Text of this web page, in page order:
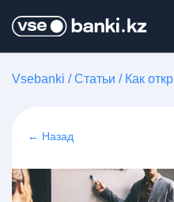
Vsebanki /Статьи / Как
← Назад